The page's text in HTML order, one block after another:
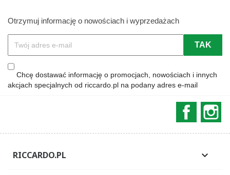
Otrzymuj informację o nowościach i wyprzedażach
Chcę dostawać informację o promocjach, nowościach i innych
akcjach specjalnych od riccardo.pl na podany adres e-mail
RICCARDO.PL 